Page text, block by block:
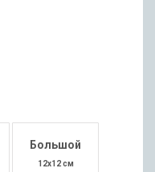
Большой
12x12 см